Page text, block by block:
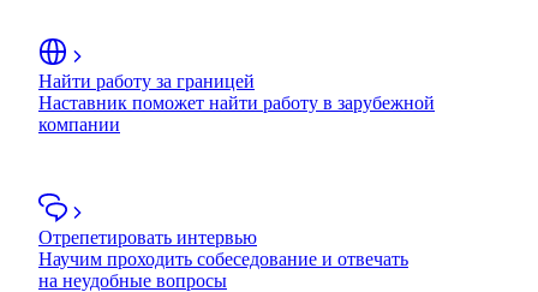
Найти работу за границей
Наставник поможет найти работу в зарубежной
компании
Отрепетировать интервью
Научим проходить собеседование и отвечать
на неудобные вопросы